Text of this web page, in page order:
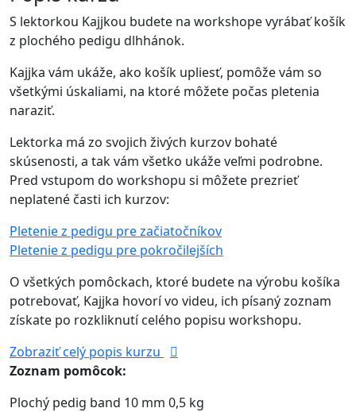
S lektorkou Kajjkou budete na workshope vyrábať košík
z plochého pedigu dlhhánok.
Kajjka vám ukáže, ako košík upliesť, pomôže vám so
všetkými úskaliami, na ktoré môžete počas pletenia
naraziť.
Lektorka má zo svojich živých kurzov bohaté
skúsenosti, a tak vám všetko ukáže veľmi podrobne.
Pred vstupom do workshopu si môžete prezrieť
neplatené časti ich kurzov:
Pletenie z pedigu pre začiatočníkov
Pletenie z pedigu pre pokročilejších
O všetkých pomôckach, ktoré budete na výrobu košíka
potrebovať, Kajjka hovorí vo videu, ich písaný zoznam
získate po rozkliknutí celého popisu workshopu.
Zobraziť celý popis kurzu
Zoznam pomôcok:
Plochý pedig band 10 mm 0,5 kg